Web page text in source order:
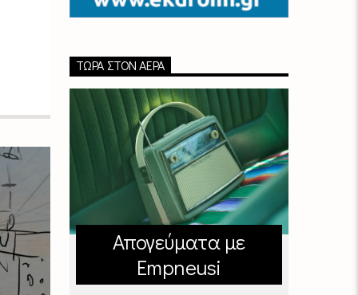
ΤΏΡΑ ΣΤΟΝ ΑΈΡΑ
Απογεύματα με
Empneusi